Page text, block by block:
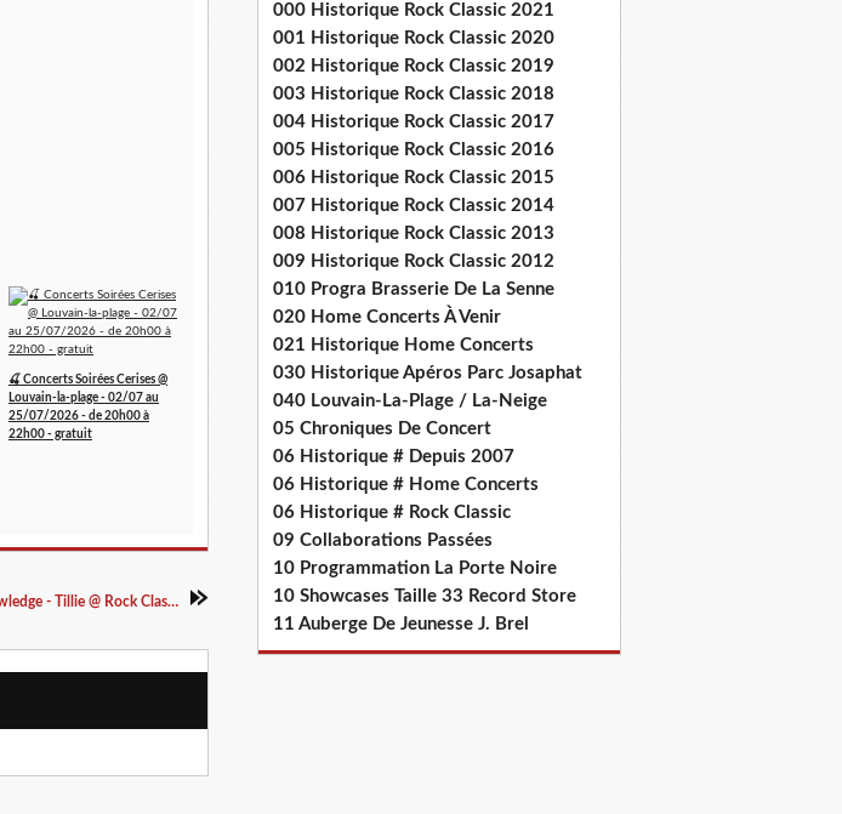
🍒 Concerts Soirées Cerises @
Louvain-la-plage - 02/07 au
25/07/2026 - de 20h00 à
22h00 - gratuit
Video : Spoons Of Knowledge - Tillie @ Rock Classic 2014
000 Historique Rock Classic 2021
001 Historique Rock Classic 2020
002 Historique Rock Classic 2019
003 Historique Rock Classic 2018
004 Historique Rock Classic 2017
005 Historique Rock Classic 2016
006 Historique Rock Classic 2015
007 Historique Rock Classic 2014
008 Historique Rock Classic 2013
009 Historique Rock Classic 2012
010 Progra Brasserie De La Senne
020 Home Concerts À Venir
021 Historique Home Concerts
030 Historique Apéros Parc Josaphat
040 Louvain-La-Plage / La-Neige
05 Chroniques De Concert
06 Historique # Depuis 2007
06 Historique # Home Concerts
06 Historique # Rock Classic
09 Collaborations Passées
10 Programmation La Porte Noire
10 Showcases Taille 33 Record Store
11 Auberge De Jeunesse J. Brel